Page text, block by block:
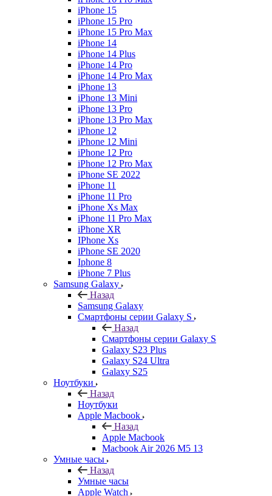
iPhone 15
iPhone 15 Pro
iPhone 15 Pro Max
iPhone 14
iPhone 14 Plus
iPhone 14 Pro
iPhone 14 Pro Max
iPhone 13
iPhone 13 Mini
iPhone 13 Pro
iPhone 13 Pro Max
iPhone 12
iPhone 12 Mini
iPhone 12 Pro
iPhone 12 Pro Max
iPhone SE 2022
iPhone 11
iPhone 11 Pro
iPhone Xs Max
iPhone 11 Pro Max
iPhone XR
IPhone Xs
iPhone SE 2020
Iphone 8
iPhone 7 Plus
Samsung Galaxy
Назад
Samsung Galaxy
Смартфоны серии Galaxy S
Назад
Смартфоны серии Galaxy S
Galaxy S23 Plus
Galaxy S24 Ultra
Galaxy S25
Ноутбуки
Назад
Ноутбуки
Apple Macbook
Назад
Apple Macbook
Macbook Air 2026 M5 13
Умные часы
Назад
Умные часы
Apple Watch